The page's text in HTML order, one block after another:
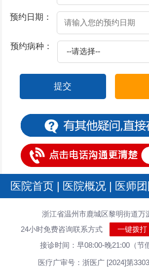
预约日期：
预约病种：
提交
医院首页 | 医院概况 | 医师
浙江省温州市鹿城区黎明街道万
24小时免费咨询联系方式
一键拨打
接诊时间：早08:00-晚21:00（节
医疗广审号：浙医广 [2024]第